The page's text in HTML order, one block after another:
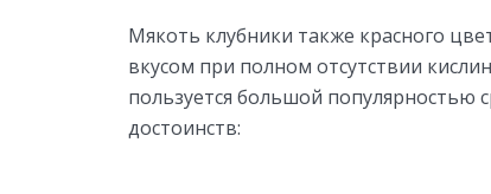
Мякоть клубники также красного
вкусом при полном отсутствии
пользуется большой популярностью
достоинств: